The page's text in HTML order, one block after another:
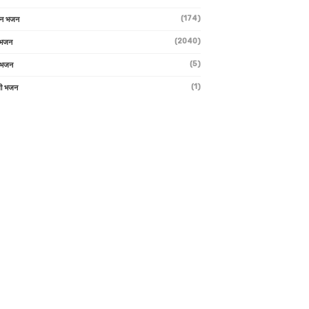
भजन (174)
भजन (2040)
भजन (5)
भजन (1)